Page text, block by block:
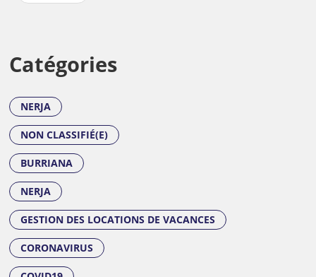
Catégories
NERJA
NON CLASSIFIÉ(E)
BURRIANA
NERJA
GESTION DES LOCATIONS DE VACANCES
CORONAVIRUS